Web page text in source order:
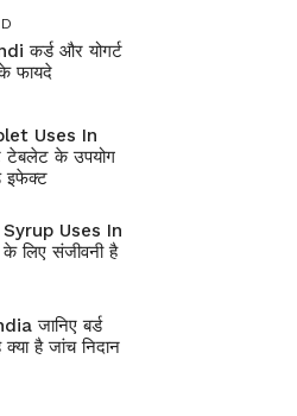
कर्ड और योगर्ट
फायदे
Uses In
टेबलेट के उपयोग
इफेक्ट
Uses In
लिए संजीवनी है
जानिए बर्ड
है जांच निदान